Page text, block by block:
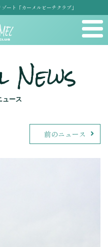
ート「カーメルビーチクラブ」
ュース
前のニュース